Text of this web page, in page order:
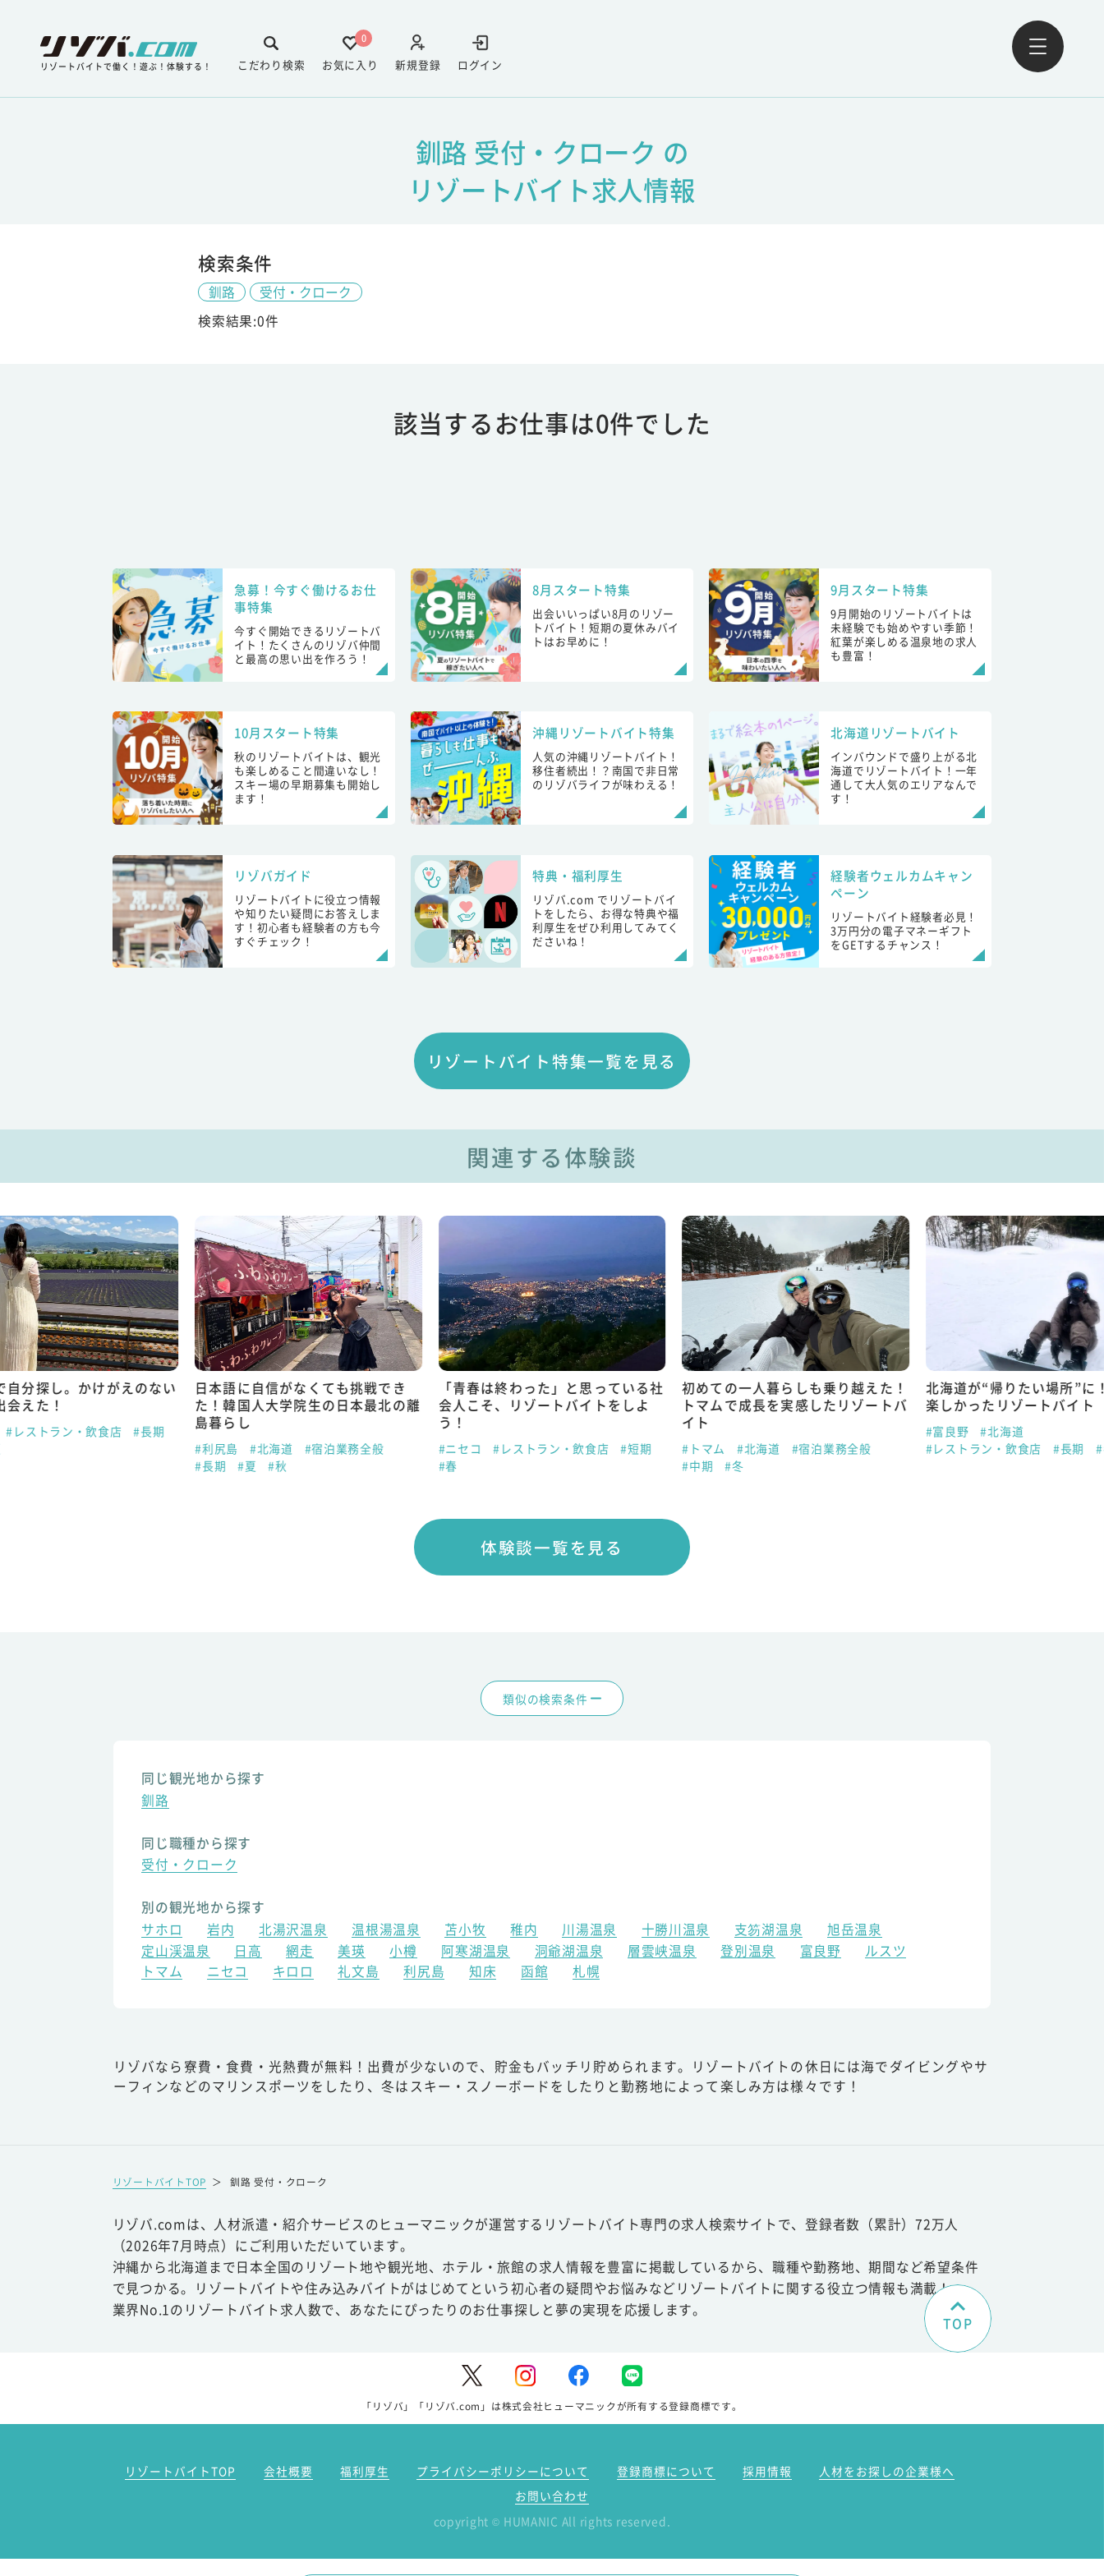
リゾートバイトで働く！遊ぶ！体験する！ ログイン
新規登録
0
お気に入り
こだわり検索
釧路 受付・クローク の
リゾートバイト求人情報
検索条件
釧路
受付・クローク
検索結果:0件
該当するお仕事は0件でした
急募！今すぐ働けるお仕
事特集
今すぐ開始できるリゾートバ
イト！たくさんのリゾバ仲間
と最高の思い出を作ろう！
8月スタート特集
出会いいっぱい8月のリゾー
トバイト！短期の夏休みバイ
トはお早めに！
9月スタート特集
9月開始のリゾートバイトは
未経験でも始めやすい季節！
紅葉が楽しめる温泉地の求人
も豊富！
10月スタート特集
秋のリゾートバイトは、観光
も楽しめること間違いなし！
スキー場の早期募集も開始し
ます！
沖縄リゾートバイト特集
人気の沖縄リゾートバイト！
移住者続出！？南国で非日常
のリゾバライフが味わえる！
北海道リゾートバイト
インバウンドで盛り上がる北
海道でリゾートバイト！一年
通して大人気のエリアなんで
す！
リゾバガイド
リゾートバイトに役立つ情報
や知りたい疑問にお答えしま
す！初心者も経験者の方も今
すぐチェック！
特典・福利厚生
リゾバ.com でリゾートバイ
トをしたら、お得な特典や福
利厚生をぜひ利用してみてく
ださいね！
経験者ウェルカムキャン
ペーン
リゾートバイト経験者必見！
3万円分の電子マネーギフト
をGETするチャンス！
リゾートバイト特集一覧を見る
関連する体験談
自分探し。かけがえのない
会えた！
#レストラン・飲食店
#長期
日本語に自信がなくても挑戦でき
た！韓国人大学院生の日本最北の離
島暮らし
#利尻島 #北海道
#宿泊業務全般
#長期
#夏 #秋
「青春は終わった」と思っている社
会人こそ、リゾートバイトをしよ
う！
#ニセコ #レストラン・飲食店
#短期
#春
初めての一人暮らしも乗り越えた！
トマムで成長を実感したリゾートバ
イト
#トマム #北海道
#宿泊業務全般
#中期
#冬
北海道が“帰りたい場所”に
楽しかったリゾートバイト
#富良野
#北海道
#レストラン・飲食店
#長期
体験談一覧を見る
類似の検索条件
同じ観光地から探す
釧路
同じ職種から探す
受付・クローク
別の観光地から探す
サホロ
岩内 北湯沢温泉 温根湯温泉 苫小牧 稚内 川湯温泉 十勝川温泉 支笏湖温泉
旭岳温泉
定山渓温泉
日高 網走 美瑛 小樽 阿寒湖温泉 洞爺湖温泉 層雲峡温泉 登別温泉 富良野
ルスツ
トマム
ニセコ キロロ 礼文島 利尻島 知床 函館 札幌
リゾバなら寮費・食費・光熱費が無料！出費が少ないので、貯金もバッチリ貯められます。リゾートバイトの休日には海でダイビングやサ
ーフィンなどのマリンスポーツをしたり、冬はスキー・スノーボードをしたりと勤務地によって楽しみ方は様々です！
リゾートバイトTOP ＞ 釧路 受付・クローク
リゾバ.comは、人材派遣・紹介サービスのヒューマニックが運営するリゾートバイト専門の求人検索サイトで、登録者数（累計）72万人
（2026年7月時点）にご利用いただいています。
沖縄から北海道まで日本全国のリゾート地や観光地、ホテル・旅館の求人情報を豊富に掲載しているから、職種や勤務地、期間など希望条件
で見つかる。リゾートバイトや住み込みバイトがはじめてという初心者の疑問やお悩みなどリゾートバイトに関する役立つ情報も満載！
業界No.1のリゾートバイト求人数で、あなたにぴったりのお仕事探しと夢の実現を応援します。
TOP
「リゾバ」「リゾバ.com」は株式会社ヒューマニックが所有する登録商標です。
リゾートバイトTOP 会社概要 福利厚生 プライバシーポリシーについて 登録商標について 採用情報
人材をお探しの企業様へ
お問い合わせ
copyright © HUMANIC All rights reserved.